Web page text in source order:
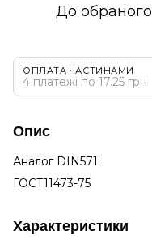
До обраного
ОПЛАТА ЧАСТИНАМИ
4 платежі по 17.25 грн
Опис
Аналог DIN571:
ГОСТ11473-75
Характеристики